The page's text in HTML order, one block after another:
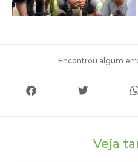
Encontrou algum
Veja